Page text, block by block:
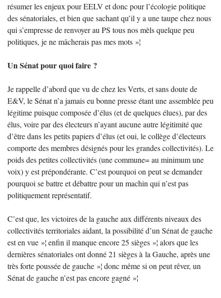
résumer les enjeux pourEELV et donc pour l’écologie politique
des sénatoriales, et bien que sachant qu’il y a une taupe chez nous
qui s’empresse de renvoyer au PS tous nos mèls quelque peu
politiques, je ne mâcherais pas mes mots »¦
Un Sénat pour quoi faire ?
Je rappelle d’abord que vu de chez les Verts, et sans doute de
E&V, le Sénat n’a jamais eu bonne presse étant une assemblée peu
légitime puisque composée d’élus (et de quelques élues), par des
élus, voire par des électeurs n’ayant aucune autre légitimité que
d’être dans les petits papiers d’élus (et oui, le collège d’électeurs
comporte des membres désignés pour les grandes collectivités). Le
poids des petites collectivités (une commune= au minimum une
voix) y est prépondérante. C’est pourquoi on peut se demander
pourquoi se battre et débattre pour un machin qui n’est pas
politiquement représentatif.
C’est que, les victoires de la gauche aux différents niveaux des
collectivités territoriales aidant, la possibilité d’un Sénat de gauche
est en vue »¦ enfin il manque encore 25 sièges »¦ alors que les
dernières sénatoriales ont donné 21 sièges à la Gauche, après une
très forte poussée de gauche »¦ donc même si on peut rêver, un
Sénat de gauche n’est pas encore gagné »¦